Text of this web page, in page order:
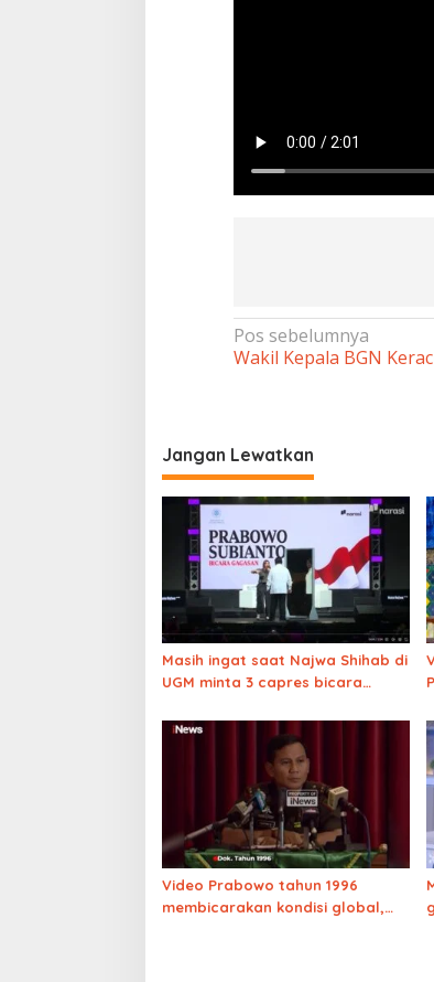
Navigasi
pos
Pos sebelumnya
Wakil Kepala BGN
Jangan Lewatkan
Masih ingat saat Najwa Shihab di
UGM minta 3 capres bicara
yang menolak
Video Prabowo tahun 1996
membicarakan kondisi global,